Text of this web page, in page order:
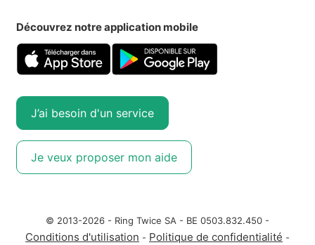
Découvrez notre application mobile
J’ai besoin d'un service
Je veux proposer mon aide
© 2013-2026 - Ring Twice SA - BE 0503.832.450 -
Conditions d'utilisation - Politique de confidentialité -